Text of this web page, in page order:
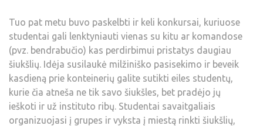
Tuo pat metu buvo paskelbti ir keli konkursai, kuriuose
studentai gali lenktyniauti vienas su kitu ar komandose
(pvz. bendrabučio) kas perdirbimui pristatys daugiau
šiukšlių. Idėja susilaukė milžiniško pasisekimo ir beveik
kasdieną prie konteinerių galite sutikti eiles studentų,
kurie čia atneša ne tik savo šiukšles, bet pradėjo jų
ieškoti ir už instituto ribų. Studentai savaitgaliais
organizuojasi į grupes ir vyksta į miestą rinkti šiukšlių,